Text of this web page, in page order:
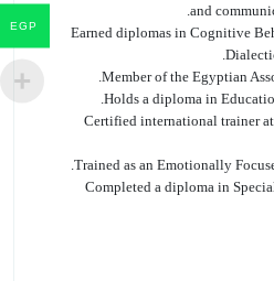
and
3. Earned diplomas in Cognitive
6. Certified international trainer
8. Completed a diploma in
EGP